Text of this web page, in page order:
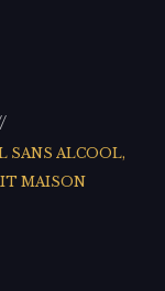
SANS ALCOOL,
MAISON